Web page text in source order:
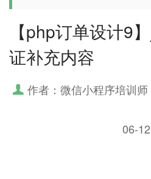
【php订单设计9
证补充内容
作者：微信小程序培训师
06-12